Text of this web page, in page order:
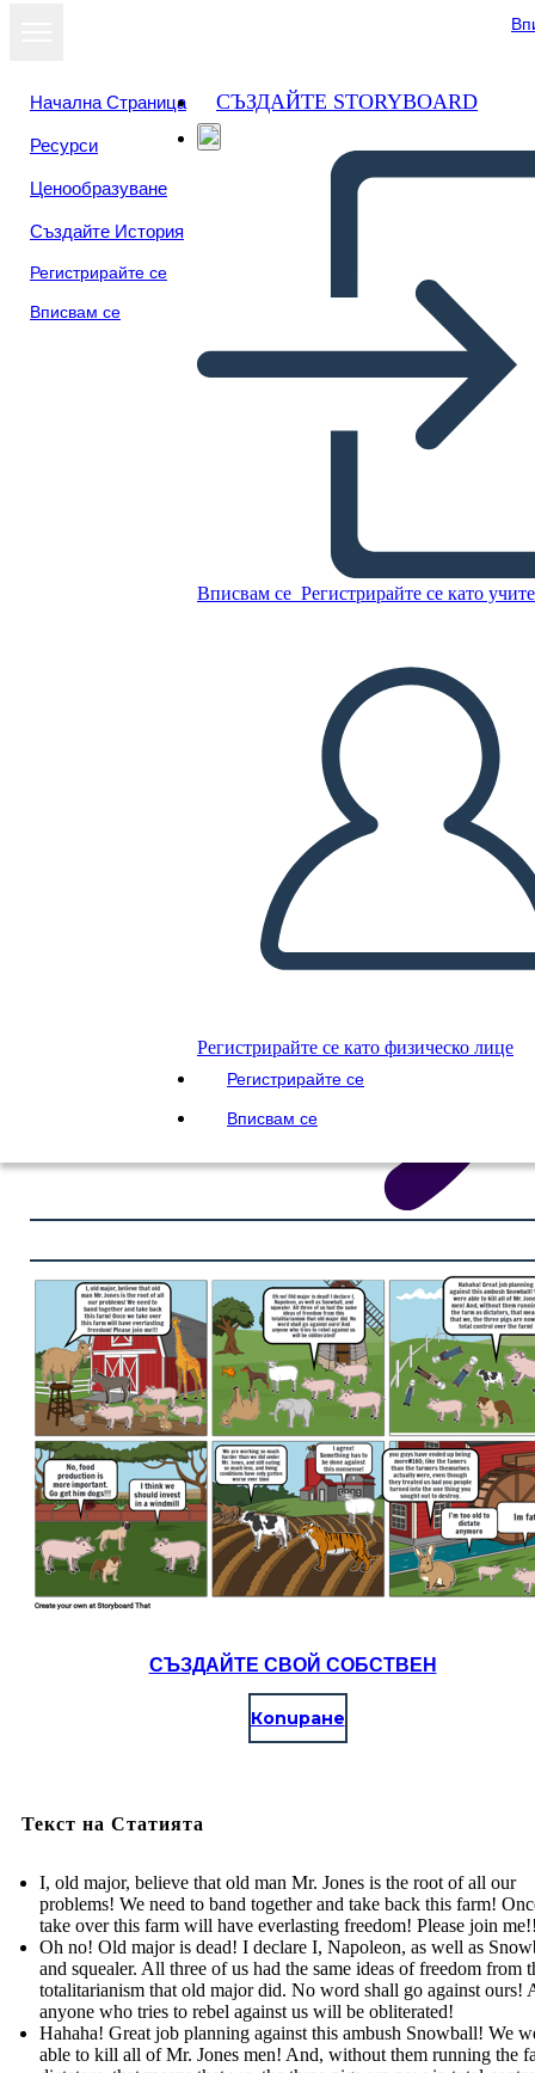
Начална Страница
Ресурси
Ценообразуване
Създайте История
Регистрирайте се
Вписвам се
СЪЗДАЙТЕ STORYBOARD
Вписвам се Регистрирайте се като
Регистрирайте се като физическо лице
Регистрирайте се
Вписвам се
Копирайте този Storyboard
ПУСКАНЕ НА СЛАЙДШОУ
ЧЕТИ МИ
Преглед като
слайдшоу
СЪЗДАЙТЕ СВОЙ СОБСТВЕН
Копиране
Текст на Статията
I, old major, believe that old man Mr. Jones is the root of all our
problems! We need to band together and take back this farm!
take over this farm will have everlasting freedom! Please join
Oh no! Old major is dead! I declare I, Napoleon, as well as
and squealer. All three of us had the same ideas of freedom from
totalitarianism that old major did. No word shall go against ours!
anyone who tries to rebel against us will be obliterated!
Hahaha! Great job planning against this ambush Snowball! We
able to kill all of Mr. Jones men! And, without them running the